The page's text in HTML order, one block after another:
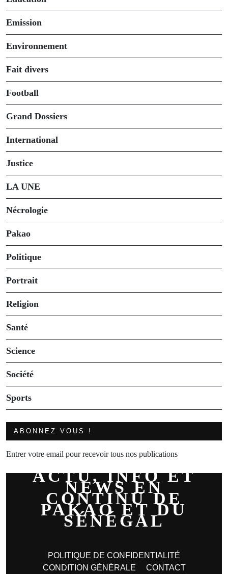
Emission
Environnement
Fait divers
Football
Grand Dossiers
International
Justice
LA UNE
Nécrologie
Pakao
Politique
Portrait
Religion
Santé
Science
Société
Sports
ABONNEZ VOUS !
Entrer votre email pour recevoir tous nos publications
ACTU, INFO ET
NEWS EN
CONTINU DE
PAKAO ET DU
SÉNÉGAL
POLITIQUE DE CONFIDENTIALITÉ
CONDITION GÉNÉRALE
CONTACT